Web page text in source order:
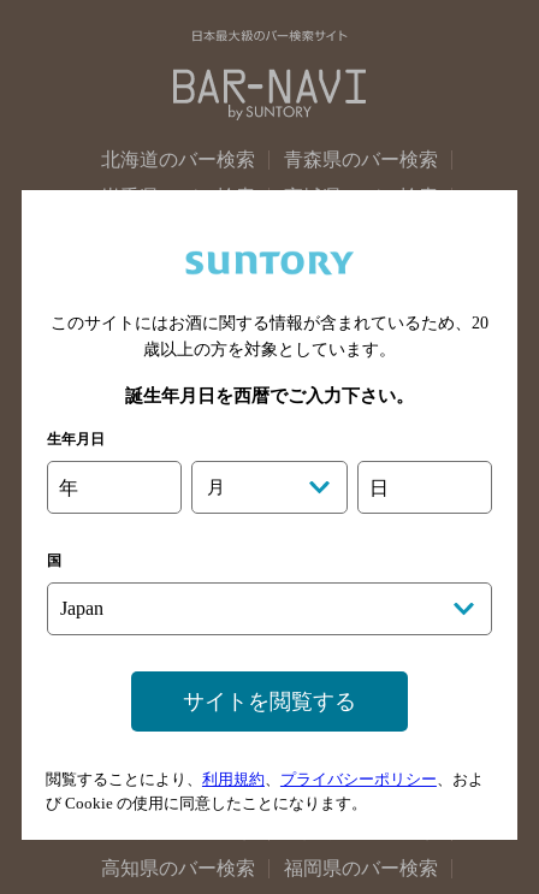
北海道のバー検索
青森県のバー検索
岩手県のバー検索
宮城県のバー検索
福島県のバー検索
茨城県のバー検索
山梨県のバー検索
長野県のバー検索
新潟県のバー検索
東京都のバー検索
埼玉県のバー検索
愛知県のバー検索
静岡県のバー検索
三重県のバー検索
大阪府のバー検索
滋賀県のバー検索
和歌山県のバー検索
広島県のバー検索
岡山県のバー検索
島根県のバー検索
徳島県のバー検索
高知県のバー検索
福岡県のバー検索
このサイトにはお酒に関する情報が含まれているため、 20
歳以上の方を対象としています。
誕生年月日を西暦でご入力下さい。
生年月日
年 月 日
国
サイトを閲覧する
閲覧することにより、 利用規約、 プライバシーポリシー、およ
び Cookie の使用に同意したことになります。